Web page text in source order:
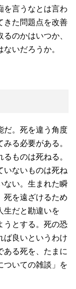
を言うなとは言わ
きた問題点を改善
のかはいつか、
いだろうか。
だ。死を違う角度
る必要がある。
ものは死ねる。
いないものは死ね
ない。生まれた瞬
死を遠ざけるため
生だと勘違いを
うとする。死の恐
ば良いというわけ
ある死を、たまに
ついての雑談」を